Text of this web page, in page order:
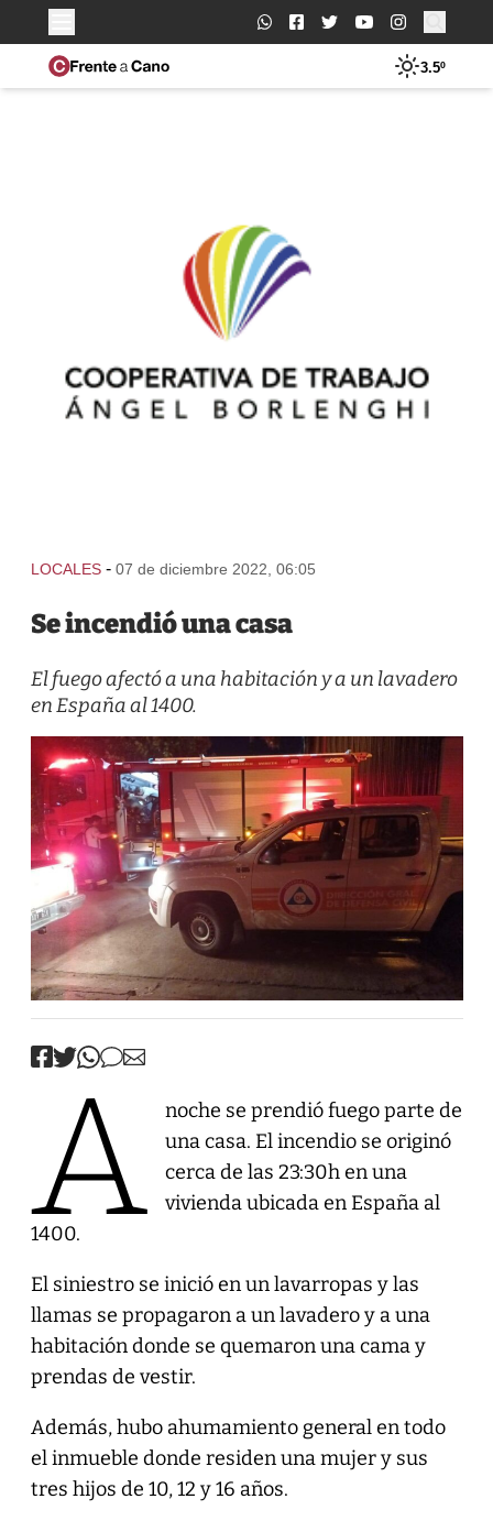
Buscar:
3.5º
LOCALES - 07 de diciembre 2022, 06:05
Se incendió una casa
El fuego afectó a una habitación y a un lavadero
en España al 1400.
A
noche se prendió fuego parte de
una casa. El incendio se originó
cerca de las 23:30h en una
vivienda ubicada en España al
1400.
El siniestro se inició en un lavarropas y las
llamas se propagaron a un lavadero y a una
habitación donde se quemaron una cama y
prendas de vestir.
Además, hubo ahumamiento general en todo
el inmueble donde residen una mujer y sus
tres hijos de 10, 12 y 16 años.